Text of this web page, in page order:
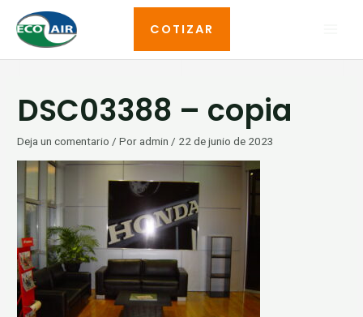
contenido
COTIZAR
DSC03388 – copia
Deja un comentario / Por admin / 22 de junio de 2023